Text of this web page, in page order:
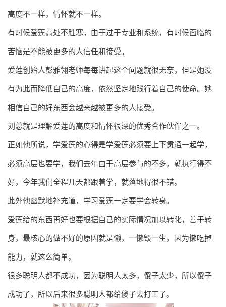
高度不一样，情怀就不一样。
有时候爱莲高处不胜寒，由于过于专业和系统，有时候面临的
苦恼是不能被更多的人信任和接受。
爱莲创始人彭雅翎老师每每讲起这个问题就很无奈，但是她没
有为此而降低自己的高度，依然坚定地践行着自己的使命。她
相信自己的好东西会越来越被更多的人接受。
刘总就是理解爱莲的高度和情怀很深的优秀合作伙伴之一。
正如他所说，学爱莲的心得是学爱莲必须要上下贯通一起学，
必须高层也要学，我们去年由于高层参与的不多，就执行得不
好，今年我们全程几天都跟着学，就落地得很不错。
此外他幽默地补充道，学习爱莲一定要学会转身。
爱莲给的东西再好也要根据自己的实际情况加以转化，善于转
身，最核心的做不好的原因就是懒，一懒毁一生，因为懒吃掉
能力，就这么简单。
很多聪明人都不成功，因为聪明人太多，傻子太少，所以傻子
成功了，所以后来很多聪明人都给傻子去打工了。